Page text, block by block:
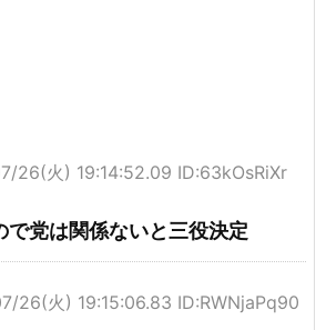
26(火) 19:14:52.09 ID:63kOsRiXr
で党は関係ないと三役決定
26(火) 19:15:06.83 ID:RWNjaPq90